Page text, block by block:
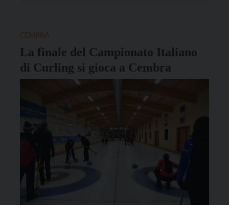
La finale del Campionato Italiano
di Curling si gioca a Cembra